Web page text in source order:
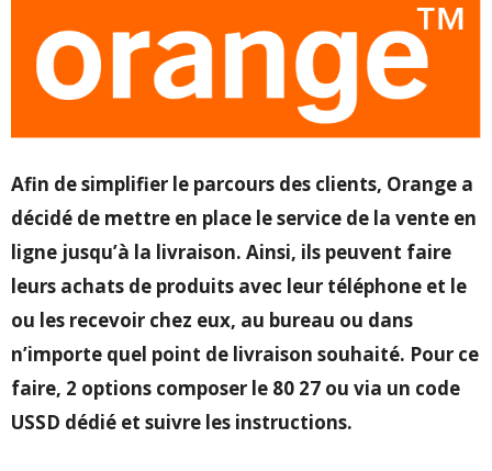
Afin de simplifier le parcours des clients, Orange a
décidé de mettre en place le service de la vente en
ligne jusqu’à la livraison. Ainsi, ils peuvent faire
leurs achats de produits avec leur téléphone et le
ou les recevoir chez eux, au bureau ou dans
n’importe quel point de livraison souhaité. Pour ce
faire, 2 options composer le 80 27 ou via un code
USSD dédié et suivre les instructions.